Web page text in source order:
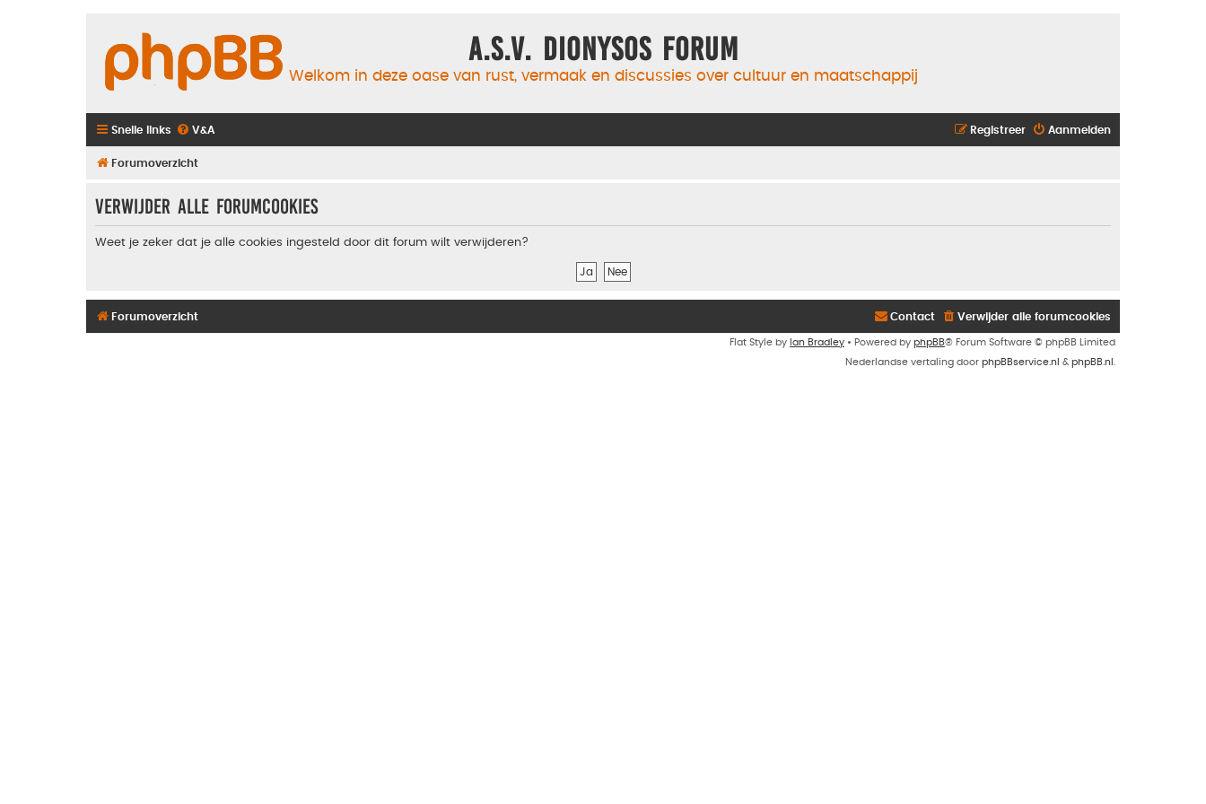
A.S.V. Dionysos Forum
Welkom in deze oase van rust, vermaak en discussies over cultuur en maatschappij
Snelle links V&A Aanmelden
Registreer
Forumoverzicht
Verwijder alle forumcookies
Weet je zeker dat je alle cookies ingesteld door dit forum wilt verwijderen?
Forumoverzicht Verwijder alle forumcookies
Contact
Flat Style by Ian Bradley • Powered by phpBB® Forum Software © phpBB Limited
Nederlandse vertaling door phpBBservice.nl & phpBB.nl .